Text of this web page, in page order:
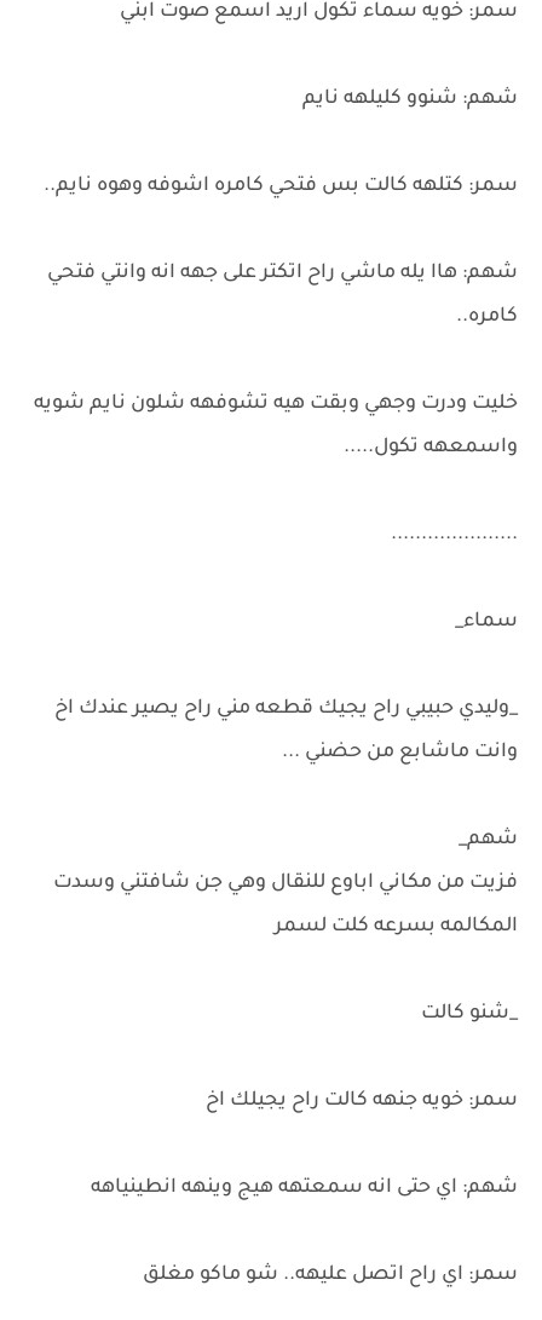
سمر: خويه سماء تكول اريد اسمع صوت ابني
شهم: شنوو كليلهه نايم
سمر: كتلهه كالت بس فتحي كامره اشوفه وهوه نايم..
شهم: هاا يله ماشي راح اتكتر على جهه انه وانتي فتحي
كامره..
خليت ودرت وجهي وبقت هيه تشوفهه شلون نايم شويه
واسمعهه تكول.....
.....................
سماء_
_وليدي حبيبي راح يجيك قطعه مني راح يصير عندك اخ
وانت ماشابع من حضني ...
شهم_
فزيت من مكاني اباوع للنقال وهي جن شافتني وسدت
المكالمه بسرعه كلت لسمر
_شنو كالت
سمر: خويه جنهه كالت راح يجيلك اخ
شهم: اي حتى انه سمعتهه هيج وينهه انطينياهه
سمر: اي راح اتصل عليهه.. شو ماكو مغلق